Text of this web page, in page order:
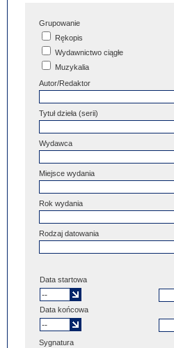
Grupowanie
Rękopis
Wydawnictwo ciągłe
Muzykalia
Autor/Redaktor
Tytuł dzieła (serii)
Wydawca
Miejsce wydania
Rok wydania
Rodzaj datowania
Data startowa
Data końcowa
Sygnatura